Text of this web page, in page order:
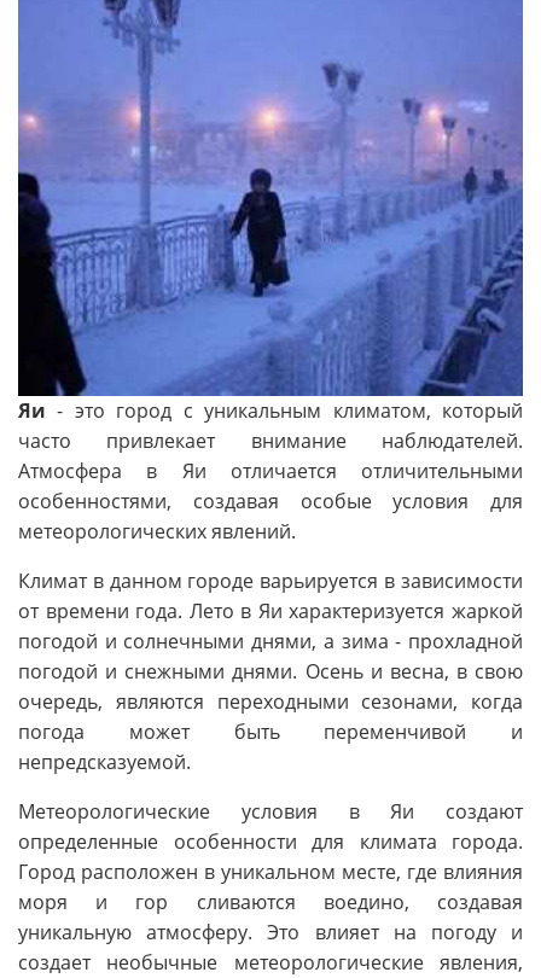
Яи - это город с уникальным климатом, который
часто привлекает внимание наблюдателей.
Атмосфера в Яи отличается отличительными
особенностями, создавая особые условия для
метеорологических явлений.
Климат в данном городе варьируется в зависимости
от времени года. Лето в Яи характеризуется жаркой
погодой и солнечными днями, а зима - прохладной
погодой и снежными днями. Осень и весна, в свою
очередь, являются переходными сезонами, когда
погода может быть переменчивой и
непредсказуемой.
Метеорологические условия в Яи создают
определенные особенности для климата города.
Город расположен в уникальном месте, где влияния
моря и гор сливаются воедино, создавая
уникальную атмосферу. Это влияет на погоду и
создает необычные метеорологические явления,